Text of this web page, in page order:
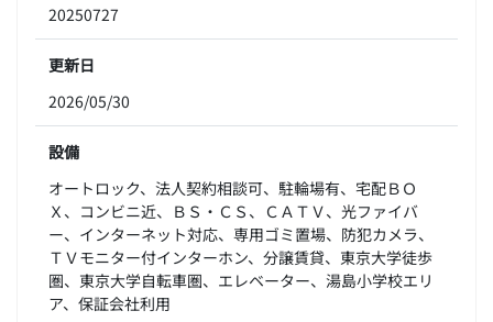
20250727
更新日
2026/05/30
設備
オートロック、法人契約相談可、駐輪場有、宅配ＢＯ
Ｘ、コンビニ近、ＢＳ・ＣＳ、ＣＡＴＶ、光ファイバ
ー、インターネット対応、専用ゴミ置場、防犯カメラ、
ＴＶモニター付インターホン、分譲賃貸、東京大学徒歩
圏、東京大学自転車圏、エレベーター、湯島小学校エリ
ア、保証会社利用